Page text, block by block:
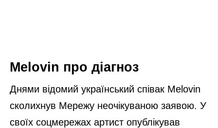
Melovin про діагноз
Днями відомий український співак Melovin
сколихнув Мережу неочікуваною заявою. У
своїх соцмережах артист опублікував